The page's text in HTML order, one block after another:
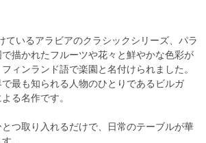
ているアラビアのクラシックシリーズ、パラ
描かれたフルーツや花々と鮮やかな色彩が
ィンランド語で楽園と名付けられました。
最も知られる人物のひとりであるビルガ
る名作です。
つ取り入れるだけで、日常のテーブルが華
。